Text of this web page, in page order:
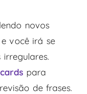
novos
você irá se
para
de frases.